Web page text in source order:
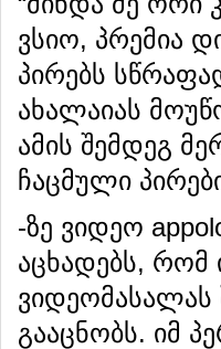
ვსიო, პრემია
პირებს
ახალაიას
ამის შემდეგ
ჩაცმული
-ზე ვიდეო
აცხადებს,
ვიდეომასალას
გააცნობს. იმ